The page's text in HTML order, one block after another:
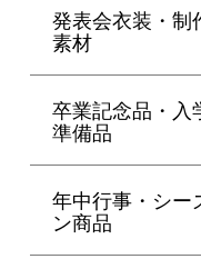
発表会衣装・制
素材
卒業記念品・入
準備品
年中行事・シー
ン商品